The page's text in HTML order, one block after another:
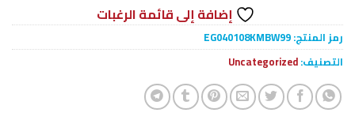
إضافة إلى قائمة الرغبات
رمز المنتج:EG040108KMBW99
التصنيف:Uncategorized